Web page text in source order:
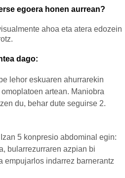
egoera honen aurrean?
ahoa eta atera edozein
dago:
lehor eskuaren ahurrarekin
artean. Maniobra
du, behar dute seguirse 2.
5 konpresio abdominal egin:
bularrezurraren azpian bi
empujarlos indarrez barnerantz